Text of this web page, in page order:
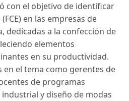
con el objetivo de identificar
en las empresas de
dedicadas a la confección de
elementos
en su productividad.
en el tema como gerentes de
de programas
y diseño de modas